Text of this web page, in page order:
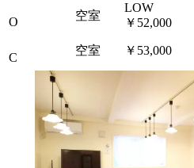
O 空室
LOW
￥52,000
C
空室 ￥53,000